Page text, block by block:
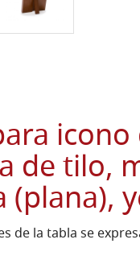
icono
de tilo,
(plana),
de la tabla se